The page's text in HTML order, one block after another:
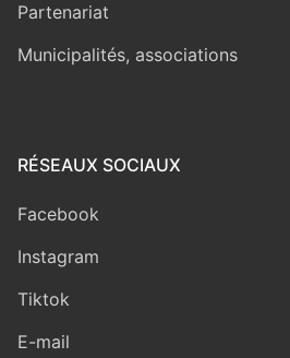
Partenariat
Municipalités, associations
RÉSEAUX SOCIAUX
Facebook
Instagram
Tiktok
E-mail